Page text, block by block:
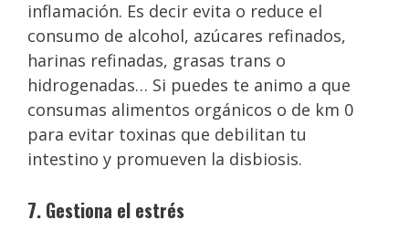
inflamación. Es decir evita o reduce el
consumo de alcohol, azúcares refinados,
harinas refinadas, grasas trans o
hidrogenadas… Si puedes te animo a que
consumas alimentos orgánicos o de km 0
para evitar toxinas que debilitan tu
intestino y promueven la disbiosis.
7. Gestiona el estrés